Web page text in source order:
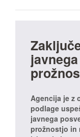
Agencija je z
podlage
javnega
prožnostjo in